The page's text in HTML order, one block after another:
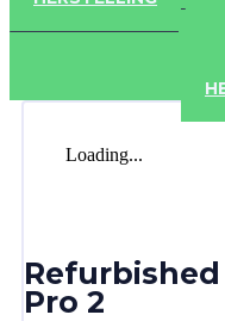
Loading...
Pro 2